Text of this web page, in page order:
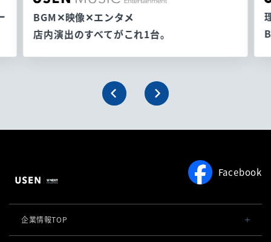
BGM✕映像✕エンタメ
店内演出のすべてがこれ1台。
Facebook
企業情報TOP